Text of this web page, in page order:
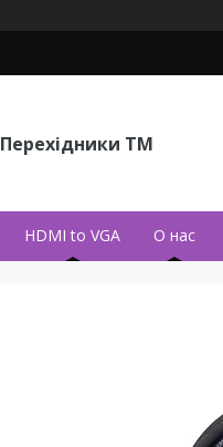
Перехідники ТМ
HDMI to VGA О нас